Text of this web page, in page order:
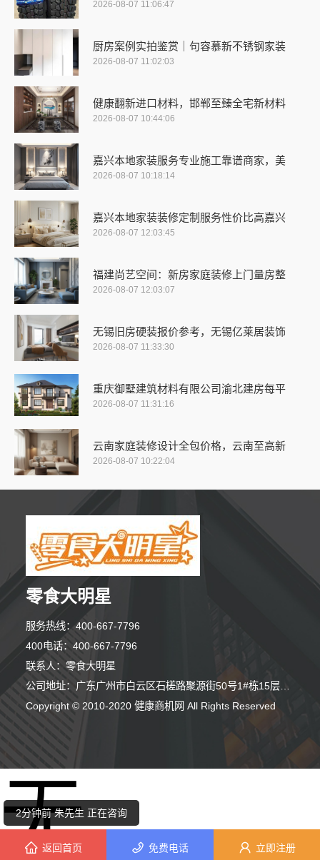
2026-08-07 11:06:47
厨房案例实拍鉴赏｜句容慕新不锈钢家装
2026-08-07 11:02:03
健康翻新进口材料，邯郸至臻全宅新材料
2026-08-07 10:44:06
嘉兴本地家装服务专业施工靠谱商家，美
2026-08-07 10:18:14
嘉兴本地家装装修定制服务性价比高嘉兴
2026-08-07 12:03:45
福建尚艺空间：新房家庭装修上门量房整
2026-08-07 12:03:07
无锡旧房硬装报价参考，无锡亿莱居装饰
2026-08-07 11:33:30
重庆御墅建筑材料有限公司渝北建房每平
2026-08-07 11:31:16
云南家庭装修设计全包价格，云南至高新
2026-08-07 10:22:04
零食大明星
服务热线：400-667-7796
400电话：400-667-7796
联系人：零食大明星
公司地址：广东广州市白云区石槎路聚源街50号1#栋15层1508室
Copyright © 2010-2020 健康商机网 All Rights Reserved
10分钟前 潘先生 正在咨询
2分钟前 朱先生 正在咨询
6分钟前 崔小姐 正在咨询
返回首页 免费电话 立即注册
无